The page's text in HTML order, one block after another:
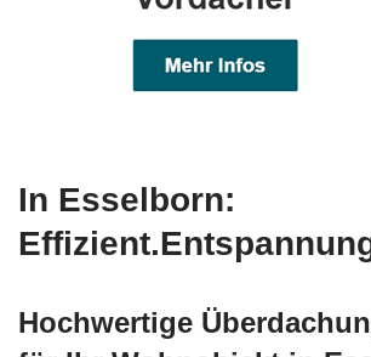
In Esselborn:
Hochwertige